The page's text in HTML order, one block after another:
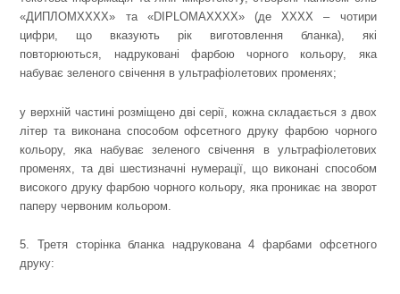
«ДИПЛОМХХХХ» та «DIPLOMAХХХХ» (де ХХХХ – чотири
цифри, що вказують рік виготовлення бланка), які
повторюються, надруковані фарбою чорного кольору, яка
набуває зеленого свічення в ультрафіолетових променях;
у верхній частині розміщено дві серії, кожна складається з двох
літер та виконана способом офсетного друку фарбою чорного
кольору, яка набуває зеленого свічення в ультрафіолетових
променях, та дві шестизначні нумерації, що виконані способом
високого друку фарбою чорного кольору, яка проникає на зворот
паперу червоним кольором.
5. Третя сторінка бланка надрукована 4 фарбами офсетного
друку: